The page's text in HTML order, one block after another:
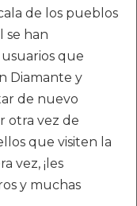
de los pueblos
se han
que
Diamante y
de nuevo
otra vez de
que visiten la
vez, ¡les
y muchas